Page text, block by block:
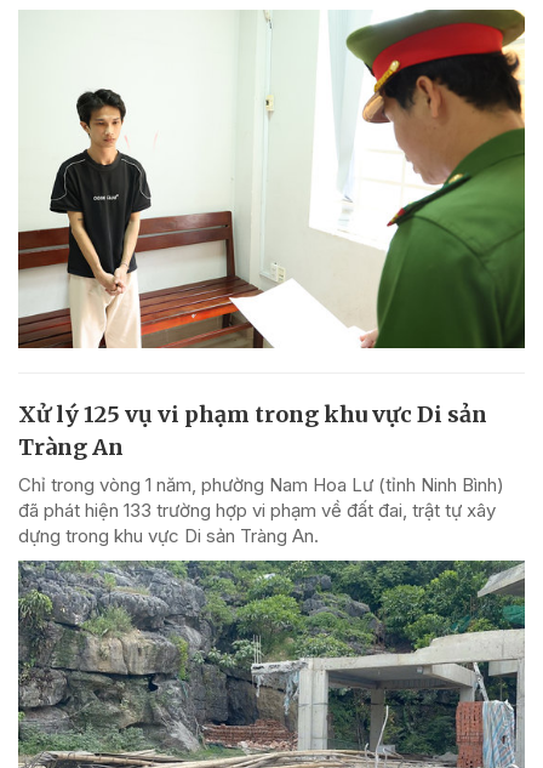
Xử lý 125 vụ vi phạm trong khu vực Di sản
Tràng An
Chỉ trong vòng 1 năm, phường Nam Hoa Lư (tỉnh Ninh Bình)
đã phát hiện 133 trường hợp vi phạm về đất đai, trật tự xây
dựng trong khu vực Di sản Tràng An.